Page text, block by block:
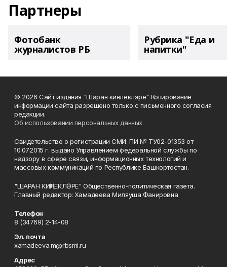
Партнеры
Фотобанк
журналистов РБ
Рубрика "Еда и
напитки"
© 2026 Сайт издания "Шаран кинлеклэре" Копирование
информации сайта разрешено только с письменного согласия
редакции.
Об использовании персональных данных
Свидетельство о регистрации СМИ: ПИ № ТУ02-01353 от
10.07.2015 г. выдано Управлением федеральной службы по
надзору в сфере связи, информационных технологий и
массовых коммуникаций по Республике Башкортостан.
"ШАРАН КИҢЛЕКЛӘРЕ" Общественно-политическая газета.
Главный редактор: Хамадеева Миляуша Фанировна
Телефон
8 (34769) 2-14-08
Эл. почта
xamadeeva.m@rbsmi.ru
Адрес